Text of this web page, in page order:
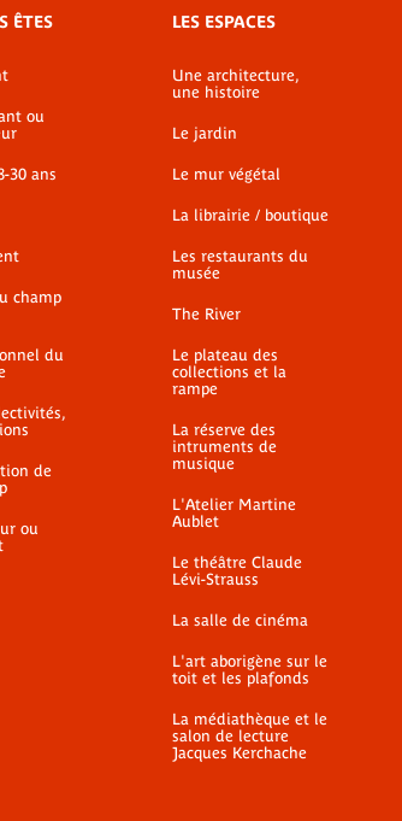
ÊTES
ou
30 ans
champ
du
de
ou
LES ESPACES
Une architecture,
une histoire
Le jardin
Le mur végétal
La librairie / boutique
Les restaurants du
musée
The River
Le plateau des
collections et la
rampe
La réserve des
intruments de
musique
L'Atelier Martine
Aublet
Le théâtre Claude
Lévi-Strauss
La salle de cinéma
L'art aborigène sur le
toit et les plafonds
La médiathèque et le
salon de lecture
Jacques Kerchache